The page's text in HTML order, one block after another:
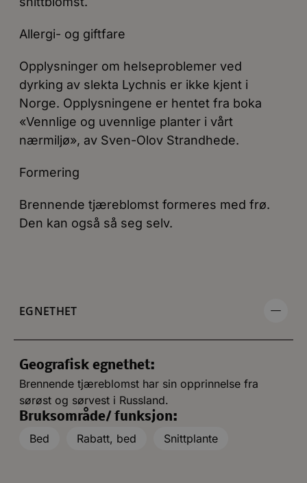
Allergi- og giftfare
Opplysninger om helseproblemer ved
dyrking av slekta Lychnis er ikke kjent i
Norge. Opplysningene er hentet fra boka
«Vennlige og uvennlige planter i vårt
nærmiljø», av Sven-Olov Strandhede.
Formering
Brennende tjæreblomst formeres med frø.
Den kan også så seg selv.
EGNETHET
Geografisk egnethet:
Brennende tjæreblomst har sin opprinnelse fra
sørøst og sørvest i Russland.
Bruksområde/ funksjon:
Bed
Rabatt, bed Snittplante